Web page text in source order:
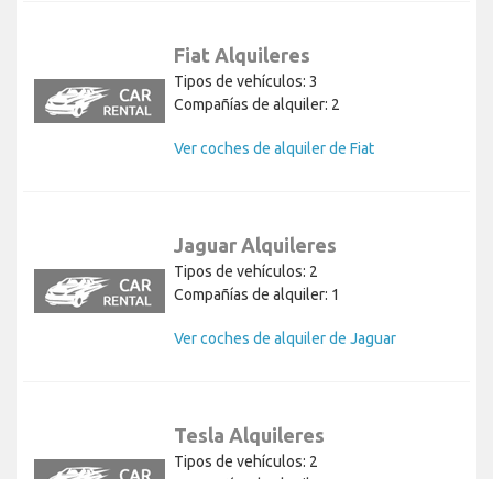
Fiat Alquileres
Tipos de vehículos: 3
Compañías de alquiler: 2
Ver coches de alquiler de Fiat
Jaguar Alquileres
Tipos de vehículos: 2
Compañías de alquiler: 1
Ver coches de alquiler de Jaguar
Tesla Alquileres
Tipos de vehículos: 2